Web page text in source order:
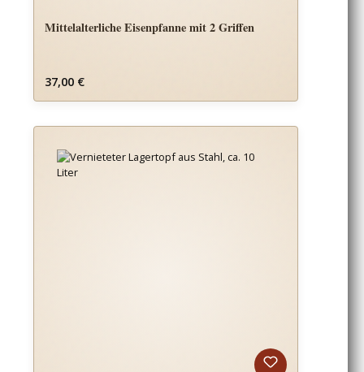
Mittelalterliche Eisenpfanne mit 2 Griffen
Regulärer Preis:
37,00 €